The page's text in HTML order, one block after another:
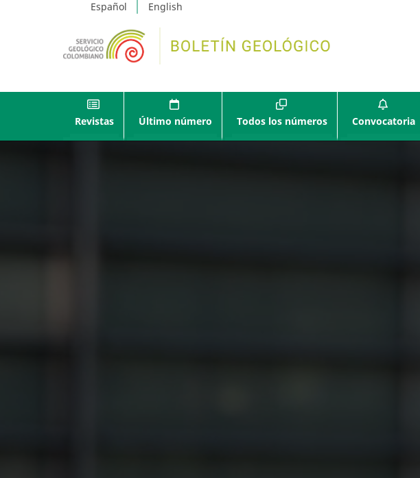
Español English
Revistas Último número Todos los números Convocatoria